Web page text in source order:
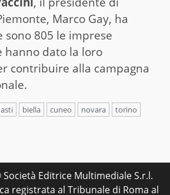
Marco Gay, ha
sono 805 le imprese
hanno dato la loro
contribuire alla campagna
asti biella cuneo novara
torino
Editrice Multimediale S.r.l.
registrata al Tribunale di Roma al